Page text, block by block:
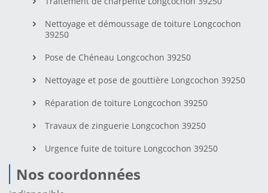
Nettoyage et démoussage de toiture Longcochon
39250
Pose de Chéneau Longcochon 39250
Nettoyage et pose de gouttière Longcochon 39250
Réparation de toiture Longcochon 39250
Travaux de zinguerie Longcochon 39250
Urgence fuite de toiture Longcochon 39250
Nos coordonnées